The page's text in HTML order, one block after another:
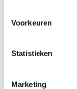
Voorkeuren
Statistieken
Marketing
3.89